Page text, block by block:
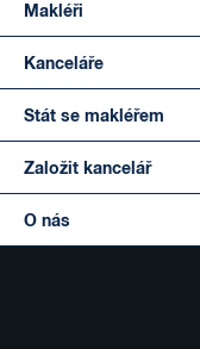
Makléři
Kanceláře
Stát se makléřem
Založit kancelář
O nás